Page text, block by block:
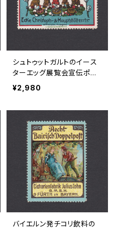
シュトゥットガルトのイース
ターエッグ展覧会宣伝ポス
タースタンプ 1914年
¥2,980
バイエルン発チコリ飲料の